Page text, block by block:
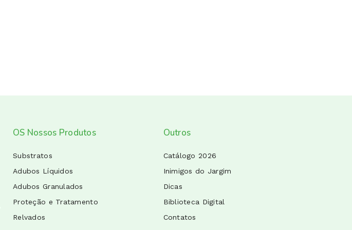
OS Nossos Produtos
Substratos
Adubos Líquidos
Adubos Granulados
Proteção e Tratamento
Relvados
Outros
Catálogo 2026
Inimigos do Jargim
Dicas
Biblioteca Digital
Contatos